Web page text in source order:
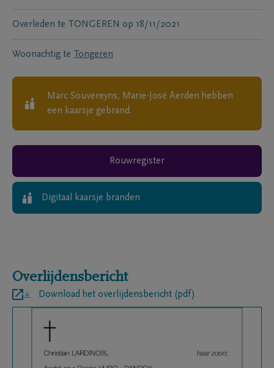
Overleden te TONGEREN op 18/11/2021
Woonachtig te Tongeren
Marc Souvereyns, Marie-José Aerden hebben
een kaarsje gebrand.
Rouwregister
Digitaal kaarsje branden
Overlijdensbericht
Download het overlijdensbericht (pdf)